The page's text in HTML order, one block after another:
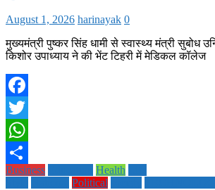
August 1, 2026 harinayak 0
मुख्यमंत्री पुष्कर सिंह धामी से स्वास्थ्य मंत्री सुबोध
किशोर उपाध्याय ने की भेंट टिहरी में मेडिकल कॉलेज
Facebook
Twitter
WhatsApp
Share
Business Health
Political